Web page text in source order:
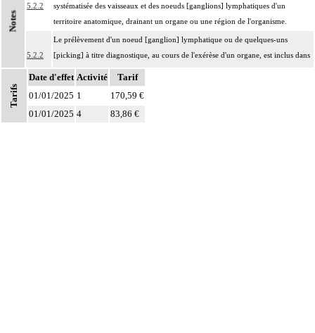
Notes
5.2.2
systématisée des vaisseaux et des noeuds [ganglions] lymphatiques d'un
territoire anatomique, drainant un organe ou une région de l'organisme.
5.2.2
Le prélèvement d'un noeud [ganglion] lymphatique ou de quelques-uns
[picking] à titre diagnostique, au cours de l'exérèse d'un organe, est inclus dans
l'acte principal et ne donne pas lieu à codage supplémentaire.
Tarifs
Date d'effet Activité
Tarif
01/01/2025 1
170,59 €
01/01/2025 4 83,86 €